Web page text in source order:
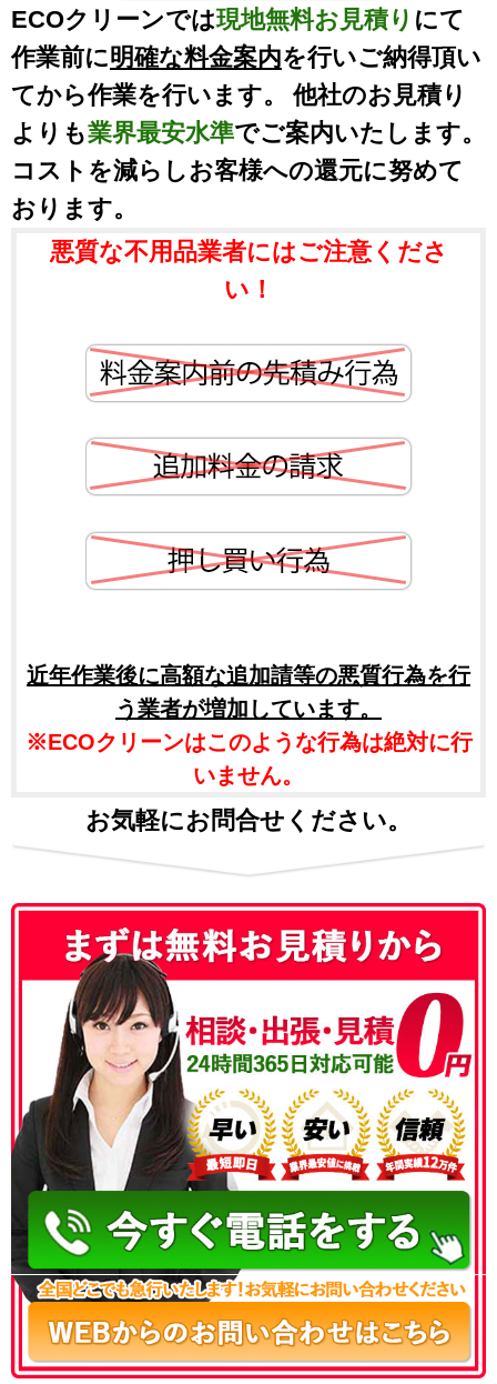
ECOクリーンでは現地無料お見積り にて
作業前に明確な料金案内を行いご納得頂い
てから作業を行います。 他社のお見積り
よりも業界最安水準でご案内いたします。
コストを減らしお客様への還元に努めて
おります。
悪質な不用品業者にはご注意くださ
い！
近年作業後に高額な追加請等の悪質行為を行
う業者が増加しています。
※ECOクリーンはこのような行為は絶対に行
いません。
お気軽にお問合せください。
050-3186-4780